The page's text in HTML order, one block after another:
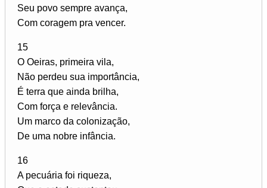
Seu povo sempre avança,
Com coragem pra vencer.
15
O Oeiras, primeira vila,
Não perdeu sua importância,
É terra que ainda brilha,
Com força e relevância.
Um marco da colonização,
De uma nobre infância.
16
A pecuária foi riqueza,